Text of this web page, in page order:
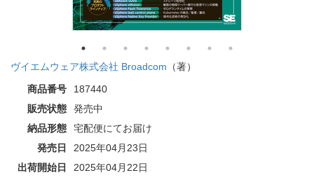
ヴイエムウェア株式会社 Broadcom （著）
商品番号
187440
販売状態
発売中
納品形態
宅配便にてお届け
発売日
2025年04月23日
出荷開始日
2025年04月22日